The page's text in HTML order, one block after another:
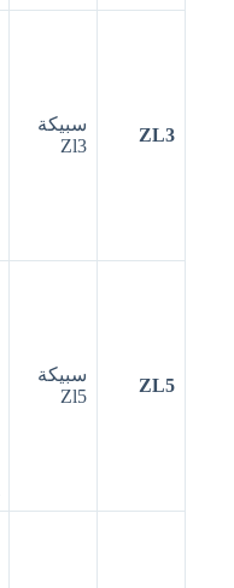
ZL3
سبيكة
Zl3
ZL5
سبيكة
Zl5